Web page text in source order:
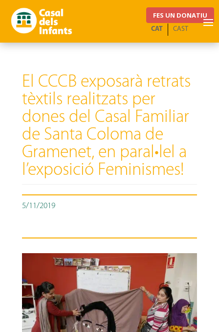
FES UN DONATIU
CAST
CAT
El CCCB exposarà retrats
tèxtils realitzats per
dones del Casal Familiar
de Santa Coloma de
Gramenet, en paral•lel a
l’exposició Feminismes!
5/11/2019